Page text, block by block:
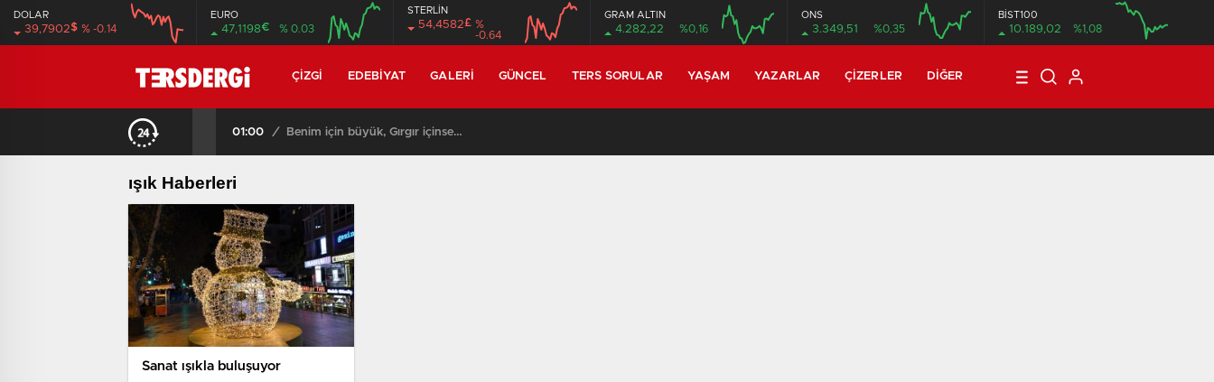
DOLAR
39,7902$ % -0.14
EURO
47,1198€ % 0.03
STERLİN
54,4582£ %
-0.64
GRAM ALTIN
4.282,22 %0,16
ONS
3.349,51 %0,35
BİST100
10.189,02 %1,08
ÇIZGI EDEBIYAT GALERI GÜNCEL TERS SORULAR YAŞAM YAZARLAR ÇIZERLER DIĞER
01:00 / Benim için büyük, Gırgır içinse…
ışık Haberleri
Sanat ışıkla buluşuyor